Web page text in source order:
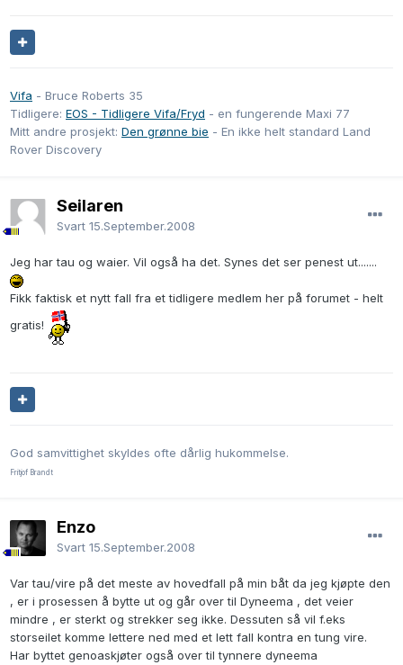
Vifa - Bruce Roberts 35
Tidligere: EOS - Tidligere Vifa/Fryd - en fungerende Maxi 77
Mitt andre prosjekt: Den grønne bie - En ikke helt standard Land
Rover Discovery
Seilaren
Svart 15.September.2008
Jeg har tau og waier. Vil også ha det. Synes det ser penest ut.......
Fikk faktisk et nytt fall fra et tidligere medlem her på forumet - helt
gratis!
God samvittighet skyldes ofte dårlig hukommelse.
Fritjof Brandt
Enzo
Svart 15.September.2008
Var tau/vire på det meste av hovedfall på min båt da jeg kjøpte den
, er i prosessen å bytte ut og går over til Dyneema , det veier
mindre , er sterkt og strekker seg ikke. Dessuten så vil f.eks
storseilet komme lettere ned med et lett fall kontra en tung vire.
Har byttet genoaskjøter også over til tynnere dyneema